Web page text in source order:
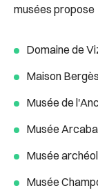
musées propose
Domaine de
Maison Bergès
Musée de
Musée
Musée
Musée